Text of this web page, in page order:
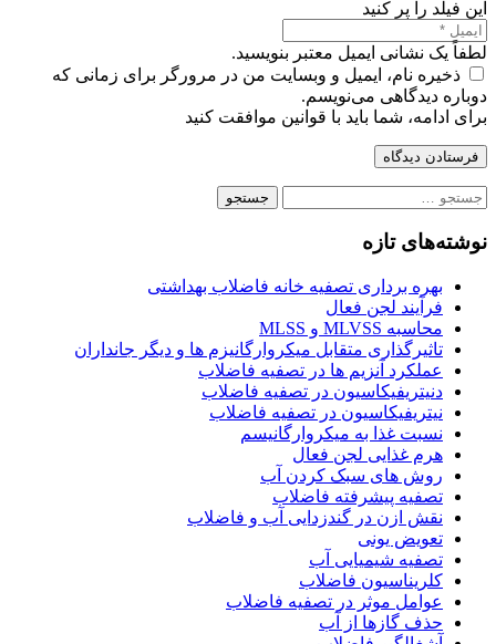
این فیلد را پر کنید
لطفاً یک نشانی ایمیل معتبر بنویسید.
ذخیره نام، ایمیل و وبسایت من در مرورگر برای زمانی که
دوباره دیدگاهی می‌نویسم.
برای ادامه، شما باید با قوانین موافقت کنید
فرستادن دیدگاه
جستجو
نوشته‌های تازه
بهره برداری تصفیه خانه فاضلاب بهداشتی
فرآیند لجن فعال
محاسبه MLVSS و MLSS
تاثیرگذاری متقابل میکروارگانیزم ها و دیگر جانداران
عملکرد آنزیم ها در تصفیه فاضلاب
دنیتریفیکاسیون در تصفیه فاضلاب
نیتریفیکاسیون در تصفیه فاضلاب
نسبت غذا به میکروارگانیسم
هرم غذایی لجن فعال
روش های سبک کردن آب
تصفیه پیشرفته فاضلاب
نقش ازن در گندزدایی آب و فاضلاب
تعویض یونی
تصفیه شیمیایی آب
کلریناسیون فاضلاب
عوامل موثر در تصفیه فاضلاب
حذف گازها از آب